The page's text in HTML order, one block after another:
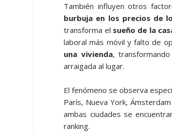
También influyen otros
burbuja en los precios de
transforma el sueño de la
laboral más móvil y falto de
una vivienda,
arraigada al lugar.
El fenómeno se observa
París, Nueva York,
ambas ciudades se
ranking.